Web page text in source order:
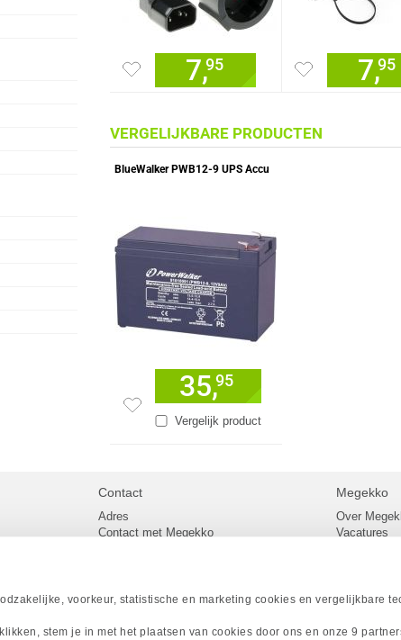
voorkeur, statistische en marketing cookies en vergelijkbare
stem je in met het plaatsen van cookies door ons en onze 9
7,95 7,95
VERGELIJKBARE PRODUCTEN
BlueWalker PWB12-9 UPS Accu
Vergelijk product
35,95
Contact
Adres
Contact met Megekko
Megekko
Over
Vacatures
Sitemap
Acties